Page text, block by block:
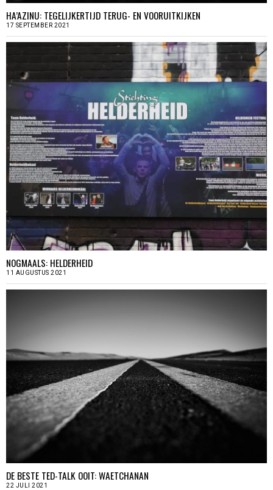
HA’AZINU: TEGELIJKERTIJD TERUG- EN VOORUITKIJKEN
17 SEPTEMBER 2021
NOGMAALS: HELDERHEID
11 AUGUSTUS 2021
DE BESTE TED-TALK OOIT: WAETCHANAN
22 JULI 2021